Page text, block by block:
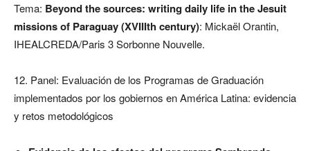
Tema: Beyond the sources: writing daily life in the Jesuit
missions of Paraguay (XVIIIth century): Mickaël Orantin,
IHEALCREDA/Paris 3 Sorbonne Nouvelle.
12. Panel: Evaluación de los Programas de Graduación
implementados por los gobiernos en América Latina: evidencia
y retos metodológicos